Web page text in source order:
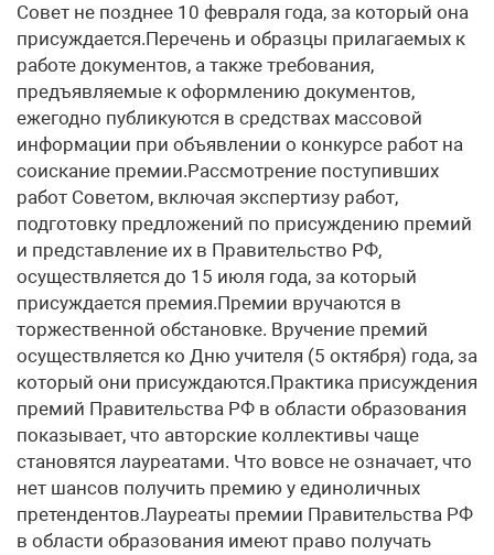
Совет не позднее 10 февраля года, за который она
присуждается.Перечень и образцы прилагаемых к
работе документов, а также требования,
предъявляемые к оформлению документов,
ежегодно публикуются в средствах массовой
информации при объявлении о конкурсе работ на
соискание премии.Рассмотрение поступивших
работ Советом, включая экспертизу работ,
подготовку предложений по присуждению премий
и представление их в Правительство РФ,
осуществляется до 15 июля года, за который
присуждается премия.Премии вручаются в
торжественной обстановке. Вручение премий
осуществляется ко Дню учителя (5 октября) года, за
который они присуждаются.Практика присуждения
премий Правительства РФ в области образования
показывает, что авторские коллективы чаще
становятся лауреатами. Что вовсе не означает, что
нет шансов получить премию у единоличных
претендентов.Лауреаты премии Правительства РФ
в области образования имеют право получать